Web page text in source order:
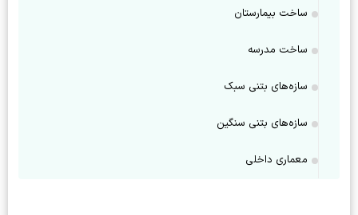
ساخت بیمارستان
ساخت مدرسه
سازه‌های بتنی سبک
سازه‌های بتنی سنگین
معماری داخلی